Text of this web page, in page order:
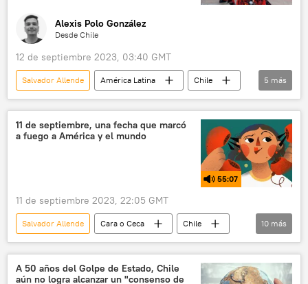
Alexis Polo González
Desde Chile
12 de septiembre 2023, 03:40 GMT
Salvador Allende América Latina
Chile
sociedad
Marcela Ríos
Dictadura Militar en Chile (1973-1990)
Augusto Pinochet
📝 Reportajes
5 más
11 de septiembre, una fecha que marcó
a fuego a América y el mundo
55:07
11 de septiembre 2023, 22:05 GMT
Salvador Allende Cara o Ceca
Chile
Dictadura Militar en Chile (1973-1990)
dictadura
11-S
EEUU
10 más
A 50 años del Golpe de Estado, Chile
aún no logra alcanzar un "consenso de